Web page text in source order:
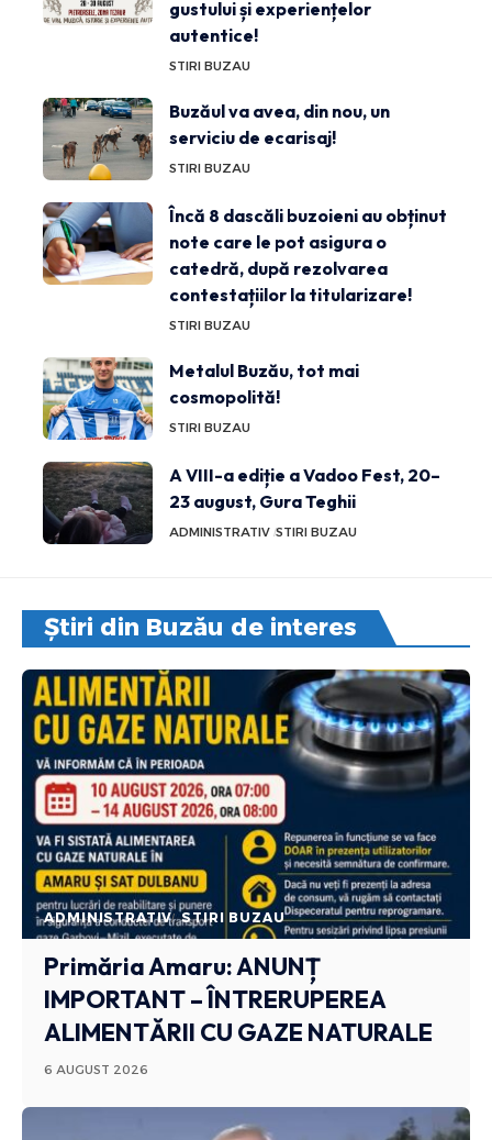
gustului și experiențelor
autentice!
STIRI BUZAU
Buzăul va avea, din nou, un
serviciu de ecarisaj!
STIRI BUZAU
Încă 8 dascăli buzoieni au obținut
note care le pot asigura o
catedră, după rezolvarea
contestațiilor la titularizare!
STIRI BUZAU
Metalul Buzău, tot mai
cosmopolită!
STIRI BUZAU
A VIII-a ediție a Vadoo Fest, 20–
23 august, Gura Teghii
ADMINISTRATIV STIRI BUZAU
Știri din Buzău de interes
ADMINISTRATIV STIRI BUZAU
Primăria Amaru: ANUNȚ
IMPORTANT – ÎNTRERUPEREA
ALIMENTĂRII CU GAZE NATURALE
6 AUGUST 2026